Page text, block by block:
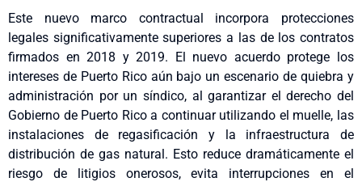
Este nuevo marco contractual incorpora protecciones
legales significativamente superiores a las de los contratos
firmados en 2018 y 2019. El nuevo acuerdo protege los
intereses de Puerto Rico aún bajo un escenario de quiebra y
administración por un síndico, al garantizar el derecho del
Gobierno de Puerto Rico a continuar utilizando el muelle, las
instalaciones de regasificación y la infraestructura de
distribución de gas natural. Esto reduce dramáticamente el
riesgo de litigios onerosos, evita interrupciones en el